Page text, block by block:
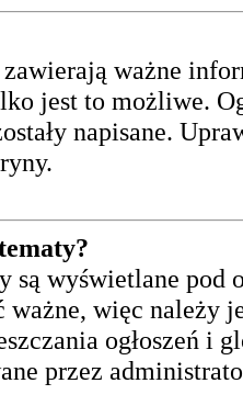
zawierają ważne
jest to możliwe.
napisane.
są wyświetlane pod
ważne, więc
ogłoszeń i
przez